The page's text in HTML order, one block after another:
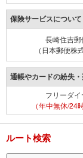
保険サービスについて
長崎住吉郵
（日本郵便株
通帳やカードの紛失
フリーダイ
（年中無休/24
ルート検索